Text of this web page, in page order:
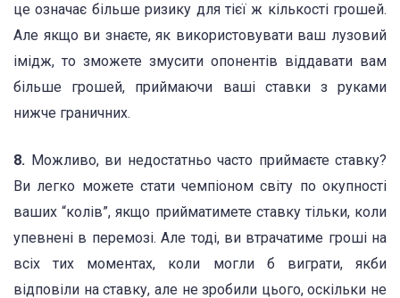
це означає більше ризику для тієї ж кількості грошей.
Але якщо ви знаєте, як використовувати ваш лузовий
імідж, то зможете змусити опонентів віддавати вам
більше грошей, приймаючи ваші ставки з руками
нижче граничних.
8. Можливо, ви недостатньо часто приймаєте ставку?
Ви легко можете стати чемпіоном світу по окупності
ваших “колів”, якщо прийматимете ставку тільки, коли
упевнені в перемозі. Але тоді, ви втрачатиме гроші на
всіх тих моментах, коли могли б виграти, якби
відповіли на ставку, але не зробили цього, оскільки не